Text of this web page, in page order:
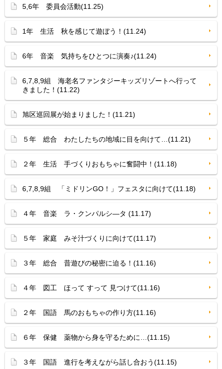
5,6年 委員会活動(11.25)
1年 生活 秋を感じて遊ぼう！(11.24)
6年 音楽 気持ちをひとつに演奏♪(11.24)
6,7,8,9組 海老名ファンタジーキッズリゾートへ行って
きました！(11.22)
旭区巡回展が始まりました！(11.21)
５年 総合 わたしたちの地域に目を向けて…(11.21)
２年 生活 手づくりおもちゃに奮闘中！(11.18)
6,7,8,9組 「ミドリンGO！」フェスタに向けて(11.18)
４年 音楽 ラ・クンパルシ—タ (11.17)
５年 家庭 みそ汁づくりに向けて(11.17)
３年 総合 昔遊びの秘密に迫る！(11.16)
４年 図工 ほって すって 見つけて(11.16)
２年 国語 馬のおもちゃの作り方(11.16)
６年 保健 薬物から身を守るために…(11.15)
３年 国語 進行を考えながら話し合おう(11.15)